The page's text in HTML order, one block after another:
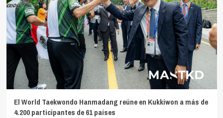
El World Taekwondo Hanmadang reúne en Kukkiwon a más de
4.200 participantes de 61 países